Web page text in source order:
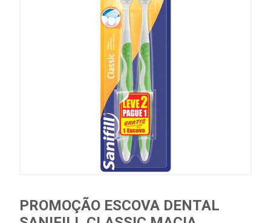
PROMOÇÃO ESCOVA DENTAL